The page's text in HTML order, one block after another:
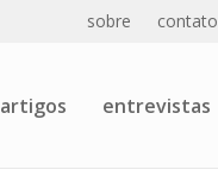
sobre contato
artigos entrevistas